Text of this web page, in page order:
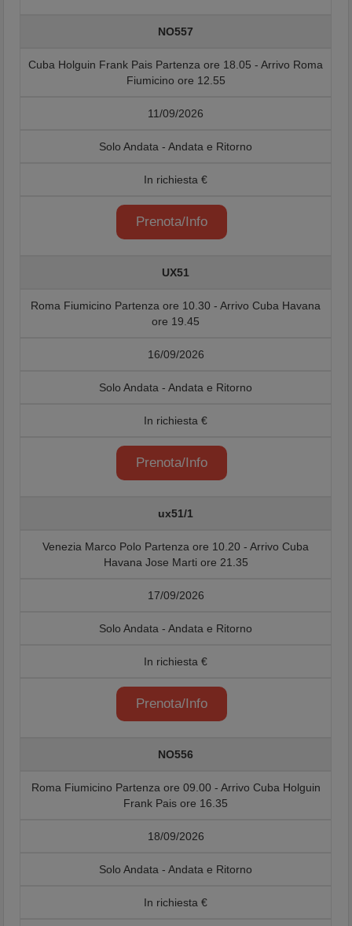
NO557
Cuba Holguin Frank Pais Partenza ore 18.05 - Arrivo Roma
Fiumicino ore 12.55
11/09/2026
Solo Andata - Andata e Ritorno
In richiesta €
Prenota/Info
UX51
Roma Fiumicino Partenza ore 10.30 - Arrivo Cuba Havana
ore 19.45
16/09/2026
Solo Andata - Andata e Ritorno
In richiesta €
Prenota/Info
ux51/1
Venezia Marco Polo Partenza ore 10.20 - Arrivo Cuba
Havana Jose Marti ore 21.35
17/09/2026
Solo Andata - Andata e Ritorno
In richiesta €
Prenota/Info
NO556
Roma Fiumicino Partenza ore 09.00 - Arrivo Cuba Holguin
Frank Pais ore 16.35
18/09/2026
Solo Andata - Andata e Ritorno
In richiesta €